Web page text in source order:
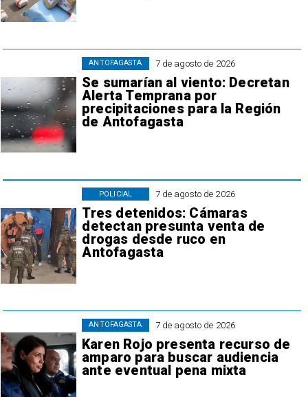
7 de agosto de 2026
Se sumarían al viento: Decretan
Alerta Temprana por
precipitaciones para la Región
de Antofagasta
ANTOFAGASTA
7 de agosto de 2026
Tres detenidos: Cámaras
detectan presunta venta de
drogas desde ruco en
Antofagasta
POLICIAL
7 de agosto de 2026
Karen Rojo presenta recurso de
amparo para buscar audiencia
ante eventual pena mixta
ANTOFAGASTA